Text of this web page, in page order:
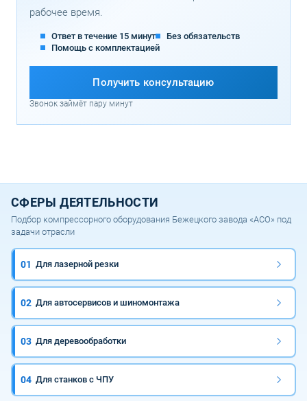
рабочее время.
Ответ в течение 15 минут
Без обязательств
Помощь с комплектацией
Получить консультацию
Звонок займёт пару минут
СФЕРЫ ДЕЯТЕЛЬНОСТИ
Подбор компрессорного оборудования Бежецкого завода «АСО» под
задачи отрасли
01 Для лазерной резки
02 Для автосервисов и шиномонтажа
03 Для деревообработки
04 Для станков с ЧПУ